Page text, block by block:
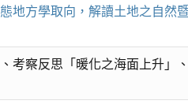
地方學取向，解讀土地之自
察反思「暖化之海面上升」